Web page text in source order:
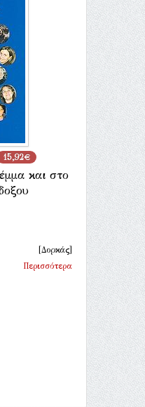
15,92€
και στο
[Δορκάς]
Περισσότερα